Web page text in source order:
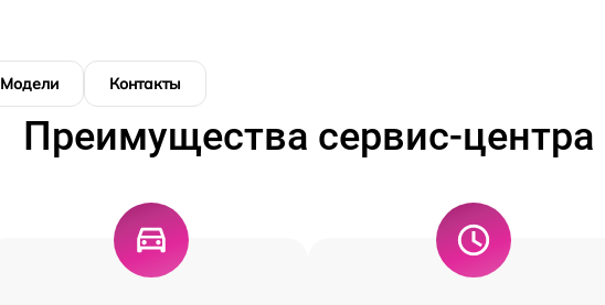
Модели Контакты
Преимущества сервис-центра